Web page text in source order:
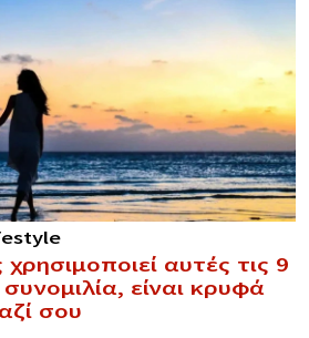
αυτές τις 9
είναι κρυφά
σου